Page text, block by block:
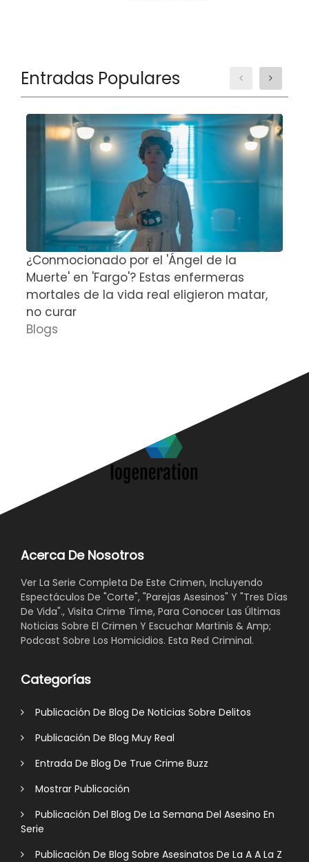
Entradas Populares
¿Conmocionado por el 'Ángel de la
Muerte' en 'Fargo'? Estas enfermeras
mortales de la vida real eligieron matar,
no curar
Blogs
Acerca De Nosotros
Ver La Serie Completa De Este Crimen, Incluyendo
Espectáculos De "Corte", "Parejas Asesinos" Y "Tres Días
De Vida"., Visita Crime Time, Para Conocer Las Últimas
Noticias Sobre El Crimen Y Escuchar Martinis & Amp;
Podcast Sobre Los Homicidios. Esta Red Criminal.
Categorías
Publicación De Blog De Noticias Sobre Delitos
Publicación De Blog Muy Real
Entrada De Blog De True Crime Buzz
Mostrar Publicación
Publicación Del Blog De La Semana Del Asesino En
Serie
Publicación De Blog Sobre Asesinatos De La A A La Z